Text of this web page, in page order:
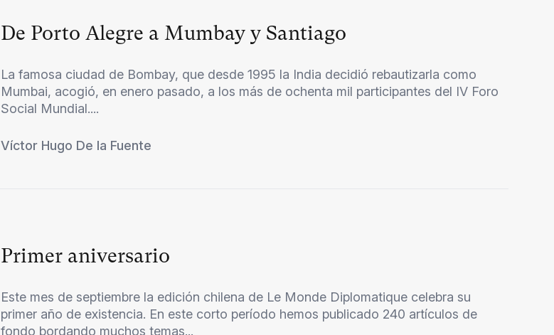
De Porto Alegre a Mumbay y Santiago
La famosa ciudad de Bombay, que desde 1995 la India decidió rebautizarla como
Mumbai, acogió, en enero pasado, a los más de ochenta mil participantes del IV Foro
Social Mundial....
Víctor Hugo De la Fuente
Primer aniversario
Este mes de septiembre la edición chilena de Le Monde Diplomatique celebra su
primer año de existencia. En este corto período hemos publicado 240 artículos de
fondo bordando muchos temas...